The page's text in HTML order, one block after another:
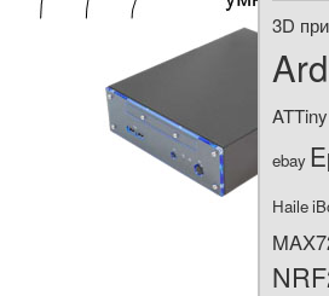
3D
ebay
Haile